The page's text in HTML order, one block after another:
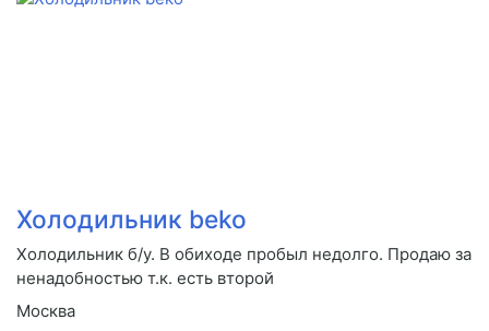
Холодильник beko
Холодильник б/у. В обиходе пробыл недолго. Продаю за
ненадобностью т.к. есть второй
Москва